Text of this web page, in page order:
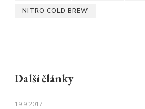
NITRO COLD BREW
Další články
19.9.2017